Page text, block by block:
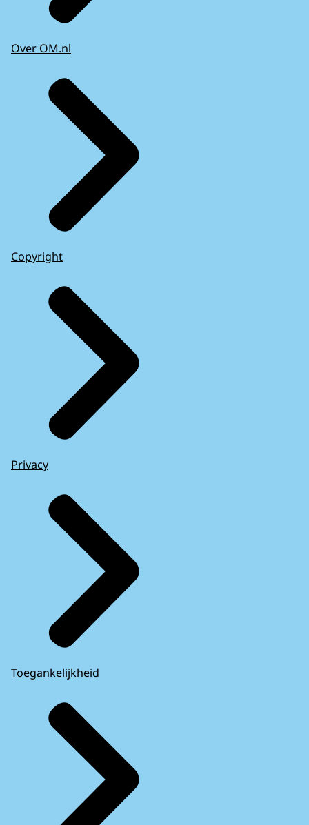
Over OM.nl
Copyright
Privacy
Toegankelijkheid